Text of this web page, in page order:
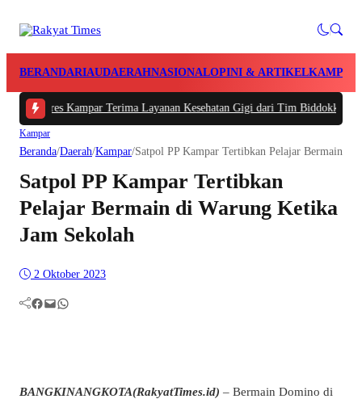
BERANDARIAUDAERAHNASIONALOPINI & ARTIKELKAMPAR
Kampar Terima Layanan Kesehatan Gigi dari Tim Biddokkes Polda
Kampar
Beranda/Daerah/Kampar/Satpol PP Kampar Tertibkan Pelajar Bermain di
Satpol PP Kampar Tertibkan
Pelajar Bermain di Warung Ketika
Jam Sekolah
2 Oktober 2023
Facebook Mail WhatsApp
BANGKINANGKOTA(RakyatTimes.id) – Bermain Domino di